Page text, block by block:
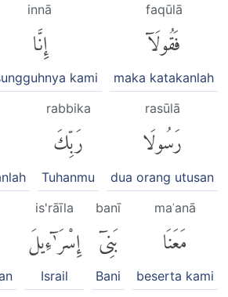
faqūlā
فَقُولَآ
maka katakanlah
innā
إِنَّا
kami
rasūlā
رَسُولَا
dua orang utusan
rabbika
رَبِّكَ
Tuhanmu
maʿanā
مَعَنَا
beserta kami
banī
بَنِىٓ
Bani
is'rāīla
إِسْرَٰٓءِيلَ
Israil